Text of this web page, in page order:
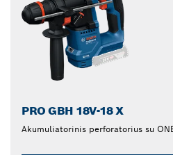
PRO GBH 18V-18 X
Akumuliatorinis perforatorius su